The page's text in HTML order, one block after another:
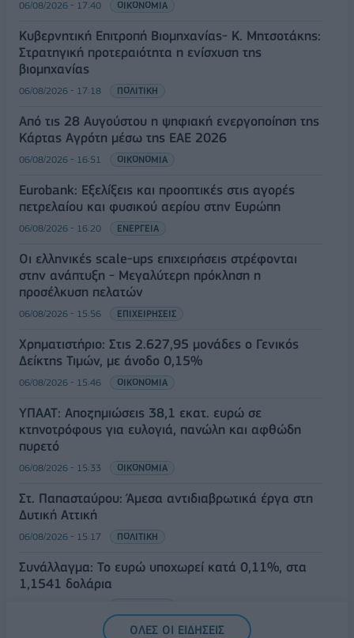
06/08/2026 - 17:40 ΟΙΚΟΝΟΜΙΑ
Κυβερνητική Επιτροπή Βιομηχανίας- Κ. Μητσοτάκης:
Στρατηγική προτεραιότητα η ενίσχυση της
βιομηχανίας
06/08/2026 - 17:18 ΠΟΛΙΤΙΚΗ
Από τις 28 Αυγούστου η ψηφιακή ενεργοποίηση της
Κάρτας Αγρότη μέσω της ΕΑΕ 2026
06/08/2026 - 16:51 ΟΙΚΟΝΟΜΙΑ
Eurobank: Εξελίξεις και προοπτικές στις αγορές
πετρελαίου και φυσικού αερίου στην Ευρώπη
06/08/2026 - 16:20 ΕΝΕΡΓΕΙΑ
Οι ελληνικές scale-ups επιχειρήσεις στρέφονται
στην ανάπτυξη - Μεγαλύτερη πρόκληση η
προσέλκυση πελατών
06/08/2026 - 15:56 ΕΠΙΧΕΙΡΗΣΕΙΣ
Χρηματιστήριο: Στις 2.627,95 μονάδες ο Γενικός
Δείκτης Τιμών, με άνοδο 0,15%
06/08/2026 - 15:46 ΟΙΚΟΝΟΜΙΑ
ΥΠΑΑΤ: Αποζημιώσεις 38,1 εκατ. ευρώ σε
κτηνοτρόφους για ευλογιά, πανώλη και αφθώδη
πυρετό
06/08/2026 - 15:33 ΟΙΚΟΝΟΜΙΑ
Στ. Παπασταύρου: Άμεσα αντιδιαβρωτικά έργα στη
Δυτική Αττική
06/08/2026 - 15:17 ΠΟΛΙΤΙΚΗ
Συνάλλαγμα: Το ευρώ υποχωρεί κατά 0,11%, στα
1,1541 δολάρια
ΟΛΕΣ ΟΙ ΕΙΔΗΣΕΙΣ